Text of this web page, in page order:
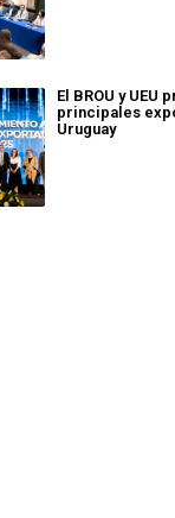
El BROU y UEU
principales
Uruguay